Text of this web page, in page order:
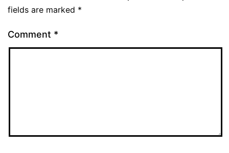
fields are marked *
Comment *